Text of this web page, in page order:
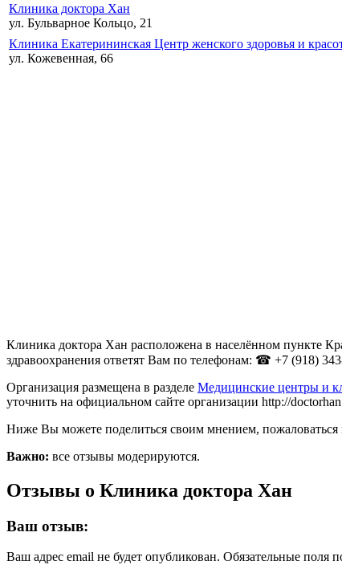
Клиника доктора Хан
ул. Бульварное Кольцо, 21
Клиника Екатерининская Центр женского здоровья и
ул. Кожевенная, 66
Клиника доктора Хан расположена в населённом пункте
здравоохранения ответят Вам по телефонам: ☎ +7 (918)
Организация размещена в разделе Медицинские центры и
уточнить на официальном сайте организации http://
Ниже Вы можете поделиться своим мнением, пожаловаться
Важно: все отзывы модерируются.
Отзывы о Клиника доктора Хан
Ваш отзыв:
Ваш адрес email не будет опубликован. Обязательные поля